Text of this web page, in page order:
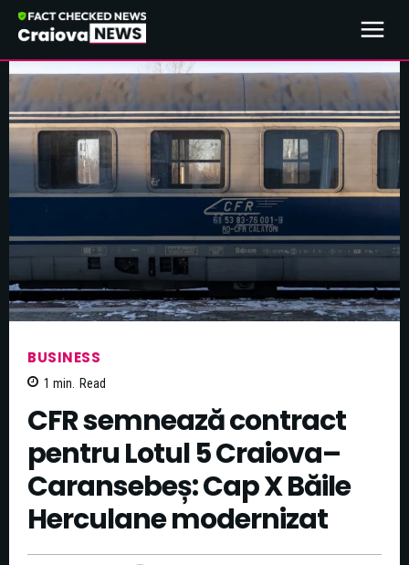
BUSINESS
1 min. Read
CFR semnează contract
pentru Lotul 5 Craiova–
Caransebeș: Cap X Băile
Herculane modernizat